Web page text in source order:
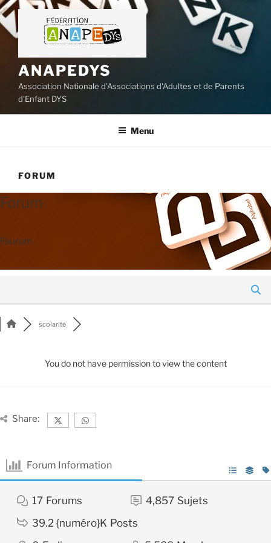
Aller
au
contenu
ANAPEDYS
Association Nationale d'Associations d'Adultes et de Parents
d'Enfant DYS
Menu
FORUM
Forum
Faurum
scolarité
You do not have permission to view the content
Share:
Forum Information
17 Forums 4,857 Sujets
39.2 {numéro}K Posts